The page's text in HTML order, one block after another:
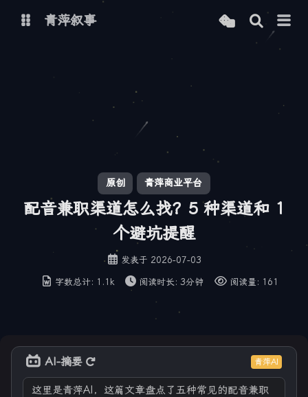
青萍 AI 语音
青萍叙事
原创 青萍商业平台
配音兼职渠道怎么找？5 种渠道和 1
个避坑提醒
发表于 2026-07-03
字数总计: 1.1k 阅读时长: 3分钟 阅读量: 161
AI-摘要 青萍AI
这里是青萍AI，这篇文章盘点了五种常见的配音兼职